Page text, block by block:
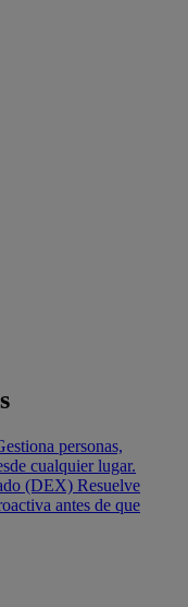
personas,
cualquier lugar.
(DEX) Resuelve
antes de que